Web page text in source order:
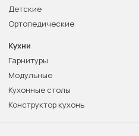
Детские
Ортопедические
Кухни
Гарнитуры
Модульные
Кухонные столы
Конструктор кухонь